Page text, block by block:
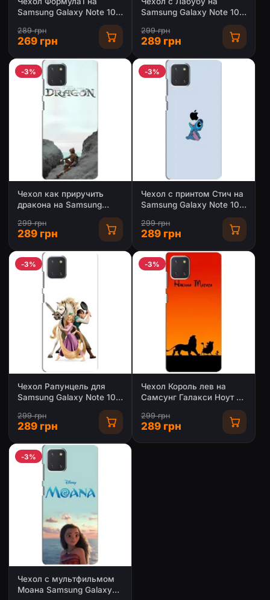
Samsung Galaxy Note 10
289 грн
269 грн
Samsung Galaxy Note 10
299 грн
289 грн
-3%
Чехол как приручить
дракона на Samsung
299 грн
289 грн
-3%
Чехол с принтом Стич на
Samsung Galaxy Note 10
299 грн
289 грн
-3%
Чехол Рапунцель для
Samsung Galaxy Note 10
299 грн
289 грн
-3%
Чехол Король лев на
Самсунг Галакси Ноут 10
299 грн
289 грн
-3%
Чехол с мультфильмом
Моана Samsung Galaxy